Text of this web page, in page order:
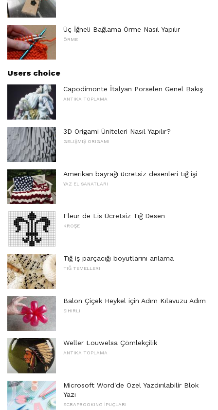
Üç İğneli Bağlama Örme Nasıl Yapılır
ÖRME
Users choice
Capodimonte İtalyan Porselen Genel Bakış
ANTIKA TOPLAMA
3D Origami Üniteleri Nasıl Yapılır?
GELIŞMIŞ ORIGAMI
Amerikan bayrağı ücretsiz desenleri tığ işi
YAZ EL SANATLARI
Fleur de Lis Ücretsiz Tığ Desen
KROŞE
Tığ iş parçacığı boyutlarını anlama
TIĞ TEMELLERI
Balon Çiçek Heykel için Adım Kılavuzu Adım
SIHIRLI
Weller Louwelsa Çömlekçilik
ANTIKA TOPLAMA
Microsoft Word'de Özel Yazdırılabilir Blok
Yazı
SCRAPBOOKING İPUÇLARI